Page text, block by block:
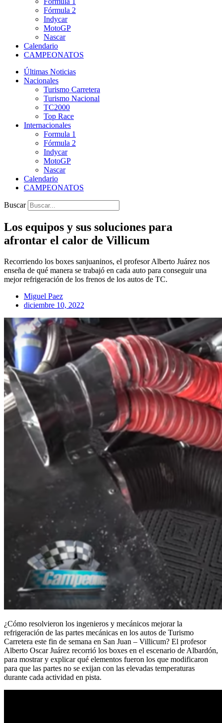
Fórmula 2
Indycar
MotoGP
Nascar
Calendario
CAMPEONATOS
Últimas Noticias
Nacionales
Turismo Carretera
Turismo Nacional
TC2000
Top Race
Internacionales
Formula 1
Fórmula 2
Indycar
MotoGP
Nascar
Calendario
CAMPEONATOS
Buscar
Los equipos y sus soluciones para
afrontar el calor de Villicum
Recorriendo los boxes sanjuaninos, el profesor Alberto Juárez nos
enseña de qué manera se trabajó en cada auto para conseguir una
mejor refrigeración de los frenos de los autos de TC.
Miguel Paez
diciembre 10, 2022
¿Cómo resolvieron los ingenieros y mecánicos mejorar la
refrigeración de las partes mecánicas en los autos de Turismo
Carretera este fin de semana en San Juan – Villicum? El profesor
Alberto Oscar Juárez recorrió los boxes en el escenario de Albardón,
para mostrar y explicar qué elementos fueron los que modificaron
para que las partes no se exijan con las elevadas temperaturas
durante cada actividad en pista.